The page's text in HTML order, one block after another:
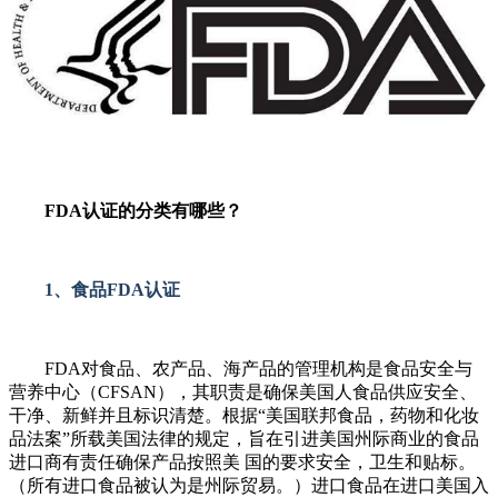
FDA认证的分类有哪些？
1、食品FDA认证
FDA对食品、农产品、海产品的管理机构是食品安全与
营养中心（CFSAN），其职责是确保美国人食品供应安全、
干净、新鲜并且标识清楚。根据“美国联邦食品，药物和化妆
品法案”所载美国法律的规定，旨在引进美国州际商业的食品
进口商有责任确保产品按照美 国的要求安全，卫生和贴标。
（所有进口食品被认为是州际贸易。）进口食品在进口美国入